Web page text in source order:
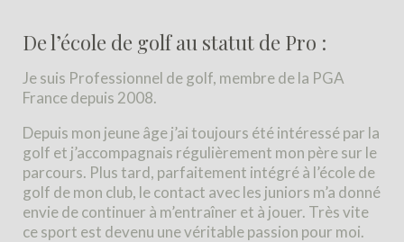
De l’école de golf au statut de Pro :
Je suis Professionnel de golf, membre de la PGA
France depuis 2008.
Depuis mon jeune âge j’ai toujours été intéressé par la
golf et j’accompagnais régulièrement mon père sur le
parcours. Plus tard, parfaitement intégré à l’école de
golf de mon club, le contact avec les juniors m’a donné
envie de continuer à m’entraîner et à jouer. Très vite
ce sport est devenu une véritable passion pour moi.